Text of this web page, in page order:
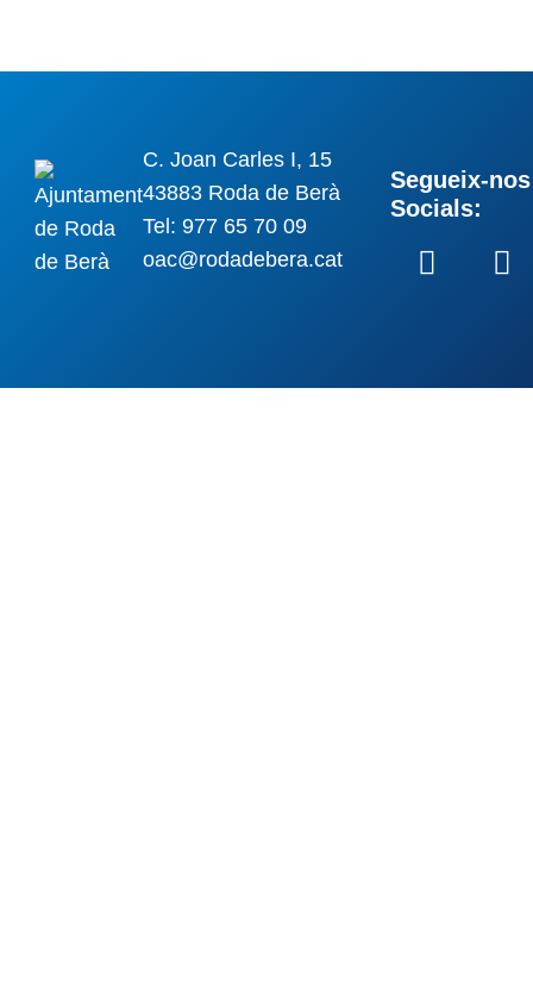
C. Joan Carles I, 15
43883 Roda de Berà
Tel: 977 65 70 09
oac@rodadebera.cat
Segueix-
Socials: